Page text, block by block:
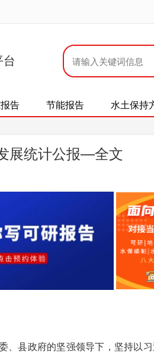
台
告 节能报告 水土保持
展统计公报—全文
县政府的坚强领导下，坚持以习